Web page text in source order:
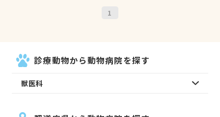
1
診療動物から動物病院を探す
獣医科